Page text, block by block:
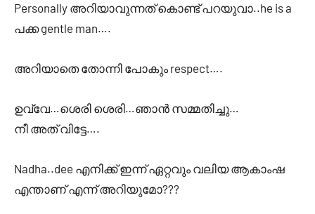
Personally അറിയാവുന്നത് കൊണ്ട് പറയുവാ..he is a
പക്ക gentle man….
അറിയാതെ തോന്നി പോകും respect….
ഉവ്വേ…ശെരി ശെരി…ഞാൻ സമ്മതിച്ചു…
നീ അത് വിട്ടേ….
Nadha..dee എനിക്ക് ഇന്ന് ഏറ്റവും വലിയ ആകാംഷ
എന്താണ് എന്ന് അറിയുമോ???